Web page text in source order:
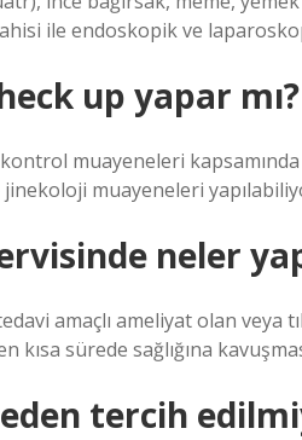
ile endoskopik ve
up yapar mı?
muayeneleri
muayeneleri
neler
amaçlı ameliyat olan
sürede sağlığına
tercih